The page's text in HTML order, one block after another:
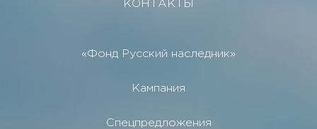
КОНТАКТЫ
«Фонд Русский наследник»
Кампания
Спецпредложения